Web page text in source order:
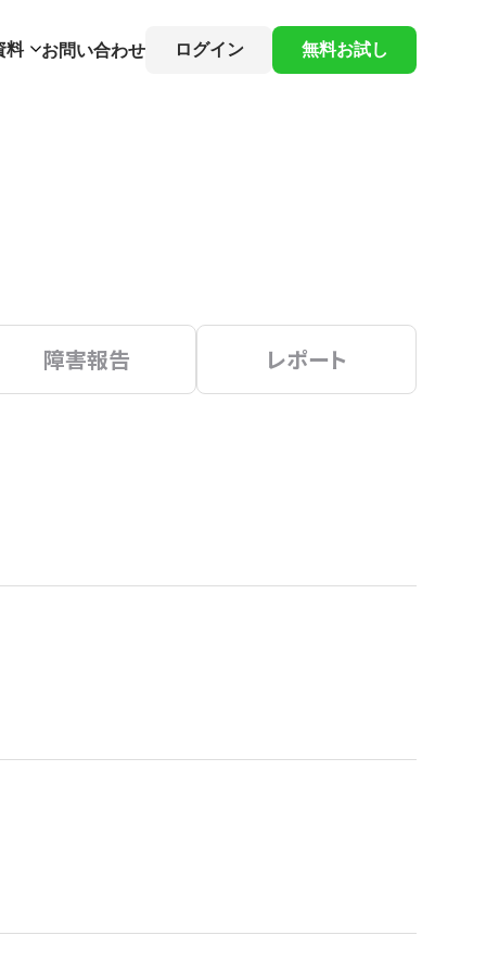
料 お問い合わせ ログイン 無料お試し
障害報告 レポート